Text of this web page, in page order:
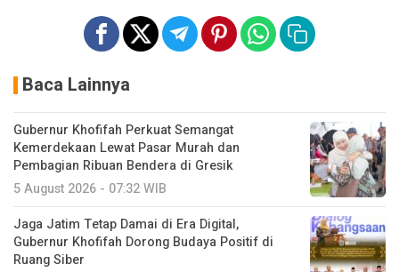
Baca Lainnya
Gubernur Khofifah Perkuat Semangat
Kemerdekaan Lewat Pasar Murah dan
Pembagian Ribuan Bendera di Gresik
5 August 2026 - 07:32 WIB
Jaga Jatim Tetap Damai di Era Digital,
Gubernur Khofifah Dorong Budaya Positif di
Ruang Siber